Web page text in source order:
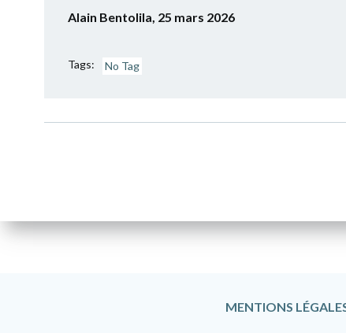
Alain Bentolila, 25 mars 2026
Tags: No Tag
MENTIONS